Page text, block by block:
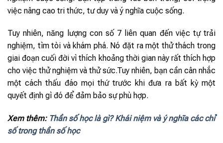
việc nâng cao tri thức, tư duy và ý nghĩa cuộc sống.
Tuy nhiên, năng lượng con số 7 liên quan đến việc tự trải
nghiệm, tìm tòi và khám phá. Nó đặt ra một thử thách trong
giai đoạn cuối đời vì thích khoảng thời gian này rất thích hợp
cho việc thử nghiệm và thử sức.Tuy nhiên, bạn cần cân nhắc
một cách thấu đáo mọi thứ trước khi đưa ra bất kỳ một
quyết định gì đó để đảm bảo sự phù hợp.
Xem thêm: Thần số học là gì? Khái niệm và ý nghĩa các chỉ
số trong thần số học